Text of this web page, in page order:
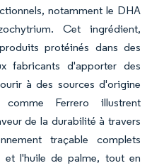
notamment le DHA
Cet ingrédient,
protéinés dans des
fabricants d'apporter des
à des sources d'origine
Ferrero illustrent
de la durabilité à travers
traçable complets
et l'huile de palme, tout en